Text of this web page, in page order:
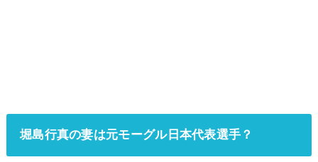
堀島行真の妻は元モーグル日本代表選手？